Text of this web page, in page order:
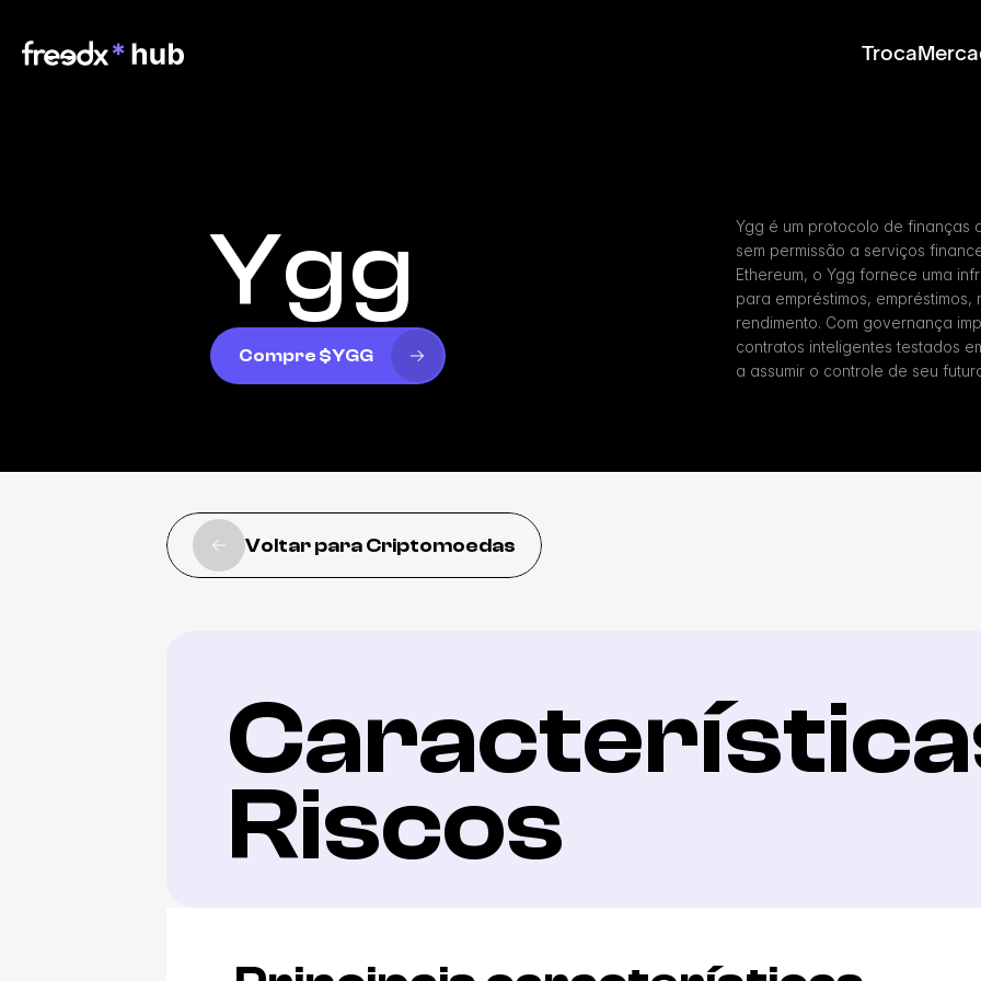
Troca
Ygg
Compre $YGG
Ygg é um protocolo de
sem permissão a serviços
Ethereum, o Ygg fornece uma
para empréstimos,
rendimento. Com governança
contratos inteligentes testados
a assumir o controle de seu
Voltar para Criptomoedas
Riscos